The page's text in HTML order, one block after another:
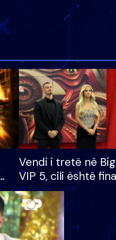
Vendi i tretë në
VIP 5, cili është
radhës që lë